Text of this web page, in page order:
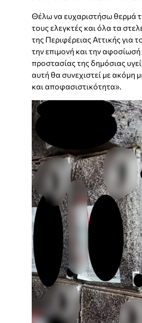
Θέλω να ευχαριστήσω θερμά
τους ελεγκτές και όλα τα
της Περιφέρειας Αττικής για
την επιμονή και την
προστασίας της δημόσιας
αυτή θα συνεχιστεί με ακόμη
και αποφασιστικότητα».